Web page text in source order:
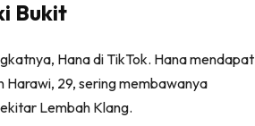
Bukit
Hana di TikTok. Hana mendapat
29, sering membawanya
Lembah Klang.